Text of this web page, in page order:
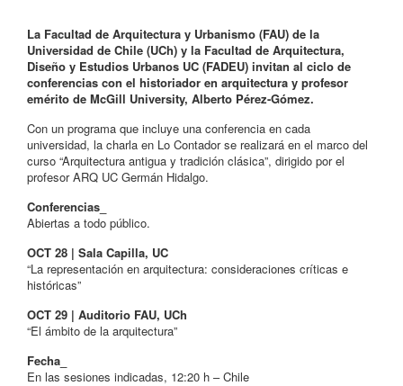
La Facultad de Arquitectura y Urbanismo (FAU) de la
Universidad de Chile (UCh) y la Facultad de Arquitectura,
Diseño y Estudios Urbanos UC (FADEU) invitan al ciclo de
conferencias con el historiador en arquitectura y profesor
emérito de McGill University, Alberto Pérez-Gómez.
Con un programa que incluye una conferencia en cada
universidad, la charla en Lo Contador se realizará en el marco del
curso “Arquitectura antigua y tradición clásica”, dirigido por el
profesor ARQ UC Germán Hidalgo.
Conferencias_
Abiertas a todo público.
OCT 28 | Sala Capilla, UC
“La representación en arquitectura: consideraciones críticas e
históricas”
OCT 29 | Auditorio FAU, UCh
“El ámbito de la arquitectura”
Fecha_
En las sesiones indicadas, 12:20 h – Chile